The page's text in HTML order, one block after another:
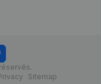
Sitemap